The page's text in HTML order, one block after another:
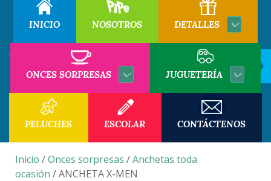
INICIO NOSOTROS DETALLES
ONCES SORPRESAS JUGUETERÍA
PELUCHES ESCOLAR CONTÁCTENOS
Inicio /Onces sorpresas /Anchetas toda
ocasión / ANCHETA X-MEN